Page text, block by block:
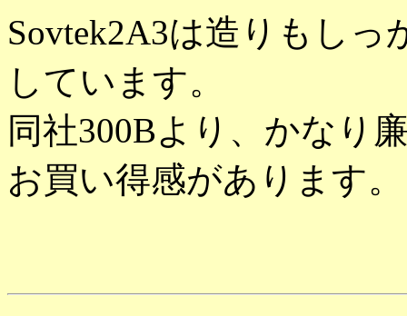
Sovtek2A3は造りもし
しています。
同社300Bより、かなり
お買い得感があります。